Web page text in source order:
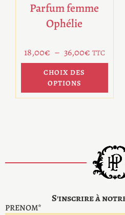
Parfum femme
Ophélie
18,00€ – 36,00€ TTC
CHOIX DES
OPTIONS
S'inscrire à
PRENOM*